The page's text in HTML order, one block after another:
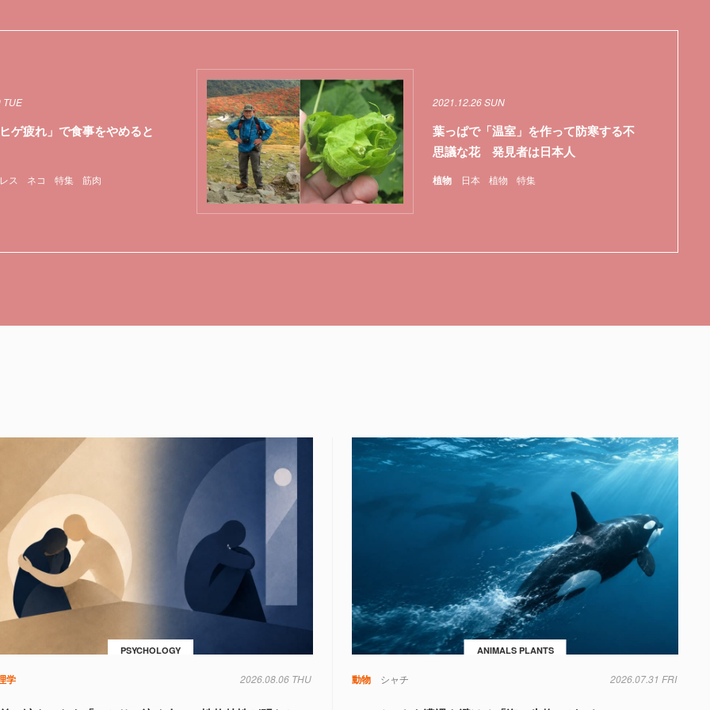
ス ネコ 特集 筋肉
TUE
ゲ疲れ」で食事をやめると
植物 日本 植物 特集
2021.12.26 SUN
葉っぱで「温室」を作って防寒する不
思議な花 発見者は日本人
PSYCHOLOGY
学 2026.08.06 THU
ANIMALS PLANTS
動物 シャチ 2026.07.31 FRI